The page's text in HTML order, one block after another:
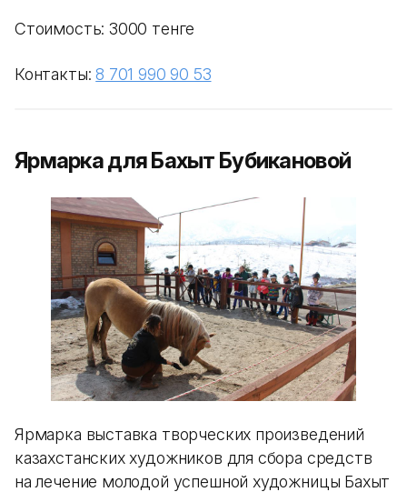
Стоимость: 3000 тенге
Контакты:8 701 990 90 53
Ярмарка для Бахыт Бубикановой
Ярмарка выставка творческих произведений
казахстанских художников для сбора средств
на лечение молодой успешной художницы Бахыт